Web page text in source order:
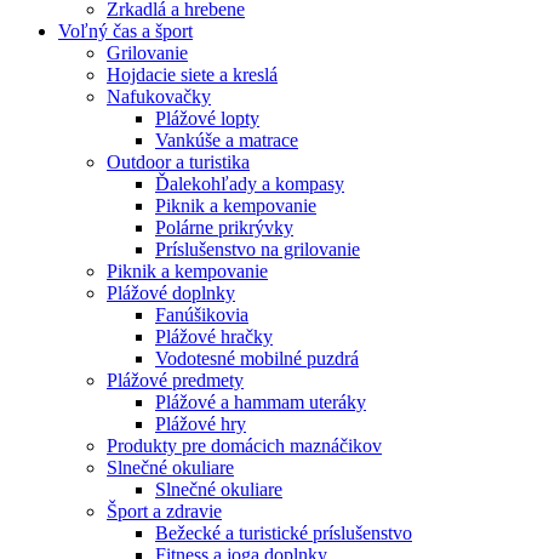
Zrkadlá a hrebene
Voľný čas a šport
Grilovanie
Hojdacie siete a kreslá
Nafukovačky
Plážové lopty
Vankúše a matrace
Outdoor a turistika
Ďalekohľady a kompasy
Piknik a kempovanie
Polárne prikrývky
Príslušenstvo na grilovanie
Piknik a kempovanie
Plážové doplnky
Fanúšikovia
Plážové hračky
Vodotesné mobilné puzdrá
Plážové predmety
Plážové a hammam uteráky
Plážové hry
Produkty pre domácich maznáčikov
Slnečné okuliare
Slnečné okuliare
Šport a zdravie
Bežecké a turistické príslušenstvo
Fitness a joga doplnky